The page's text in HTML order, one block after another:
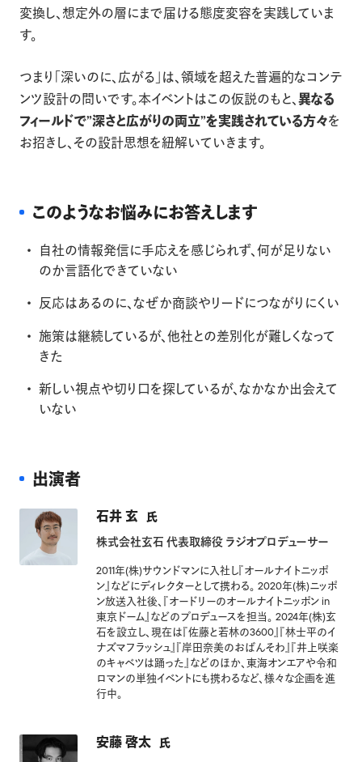
変換し、想定外の層にまで届ける態度変容を実践していま
す。
つまり「深いのに、広がる」は、領域を超えた普遍的なコンテ
ンツ設計の問いです。本イベントはこの仮説のもと、 異なる
フィールドで”深さと広がりの両立”を実践されている方々を
お招きし、その設計思想を紐解いていきます。
このようなお悩みにお答えします
自社の情報発信に手応えを感じられず、何が足りない
のか言語化できていない
反応はあるのに、なぜか商談やリードにつながりにくい
施策は継続しているが、他社との差別化が難しくなって
きた
新しい視点や切り口を探しているが、なかなか出会えて
いない
出演者
石井 玄 氏
株式会社玄石 代表取締役 ラジオプロデューサー
2011年(株)サウンドマンに入社し『オールナイトニッポ
ン』などにディレクターとして携わる。 2020年(株)ニッポ
ン放送入社後、『オードリーのオールナイトニッポン in
東京ドーム』などのプロデュースを担当。 2024年(株)玄
石を設立し、現在は『佐藤と若林の3600』『林士平のイ
ナズマフラッシュ』『岸田奈美のおばんそわ』『井上咲楽
のキャベツは踊った』などのほか、東海オンエアや令和
ロマンの単独イベントにも携わるなど、様々な企画を進
行中。
安藤 啓太 氏